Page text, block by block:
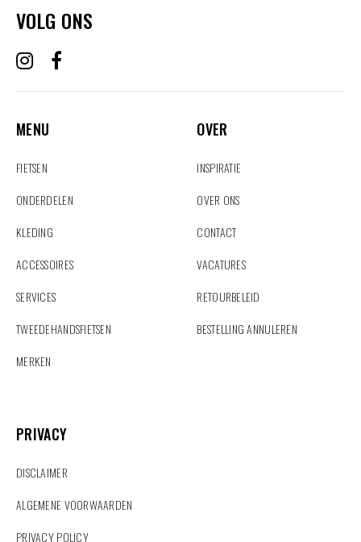
VOLG ONS
MENU
FIETSEN
ONDERDELEN
KLEDING
ACCESSOIRES
SERVICES
TWEEDEHANDSFIETSEN
MERKEN
OVER
INSPIRATIE
OVER ONS
CONTACT
VACATURES
RETOURBELEID
BESTELLING ANNULEREN
PRIVACY
DISCLAIMER
ALGEMENE VOORWAARDEN
PRIVACY POLICY